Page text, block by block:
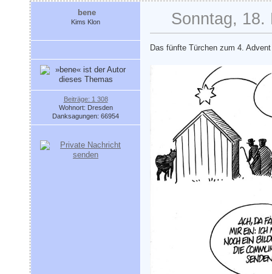
bene
Kims Klon
Beiträge: 1 308
Wohnort: Dresden
Danksagungen: 66954
Sonntag, 18.
Das fünfte Türchen zum 4.